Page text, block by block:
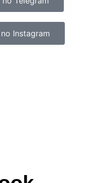
Instagram